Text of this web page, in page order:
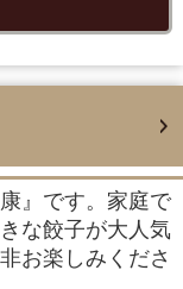
』です。家庭で
な餃子が大人気
お楽しみくださ